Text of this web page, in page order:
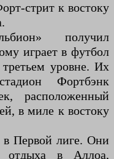
стрит к востоку
получил
играет в футбол
уровне. Их
Фортбэнк
расположенный
в миле к востоку
в Первой лиге. Они
отдыха в Аллоа,